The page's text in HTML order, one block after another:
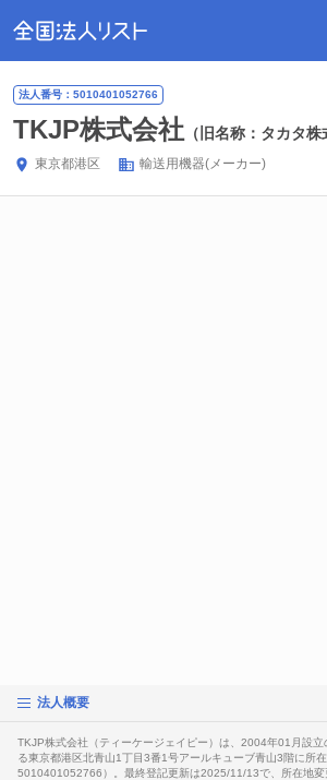
法人番号：5010401052766
TKJP株式会社 （旧名称：タカタ株
東京都港区 輸送用機器(メーカー)
法人概要
TKJP株式会社（ティーケージェイピー）は、2004年01月設
る東京都港区北青山1丁目3番1号アールキューブ青山3階に所
5010401052766）。最終登記更新は2025/11/13で、所在地変